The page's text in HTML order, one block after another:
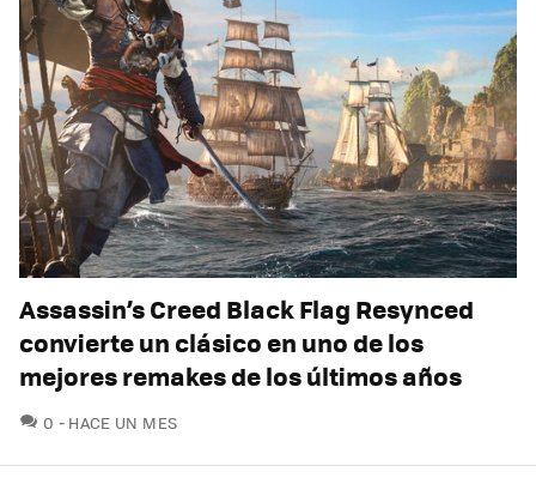
Assassin’s Creed Black Flag Resynced
convierte un clásico en uno de los
mejores remakes de los últimos años
0 COMENTARIOS
HACE UN MES